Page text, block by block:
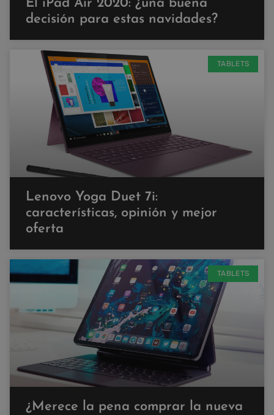
El iPad Air 2020: ¿una buena
decisión para estas navidades?
TABLETS
Lenovo Yoga Duet 7i:
características, opinión y mejor
oferta
TABLETS
¿Merece la pena comprar la nueva